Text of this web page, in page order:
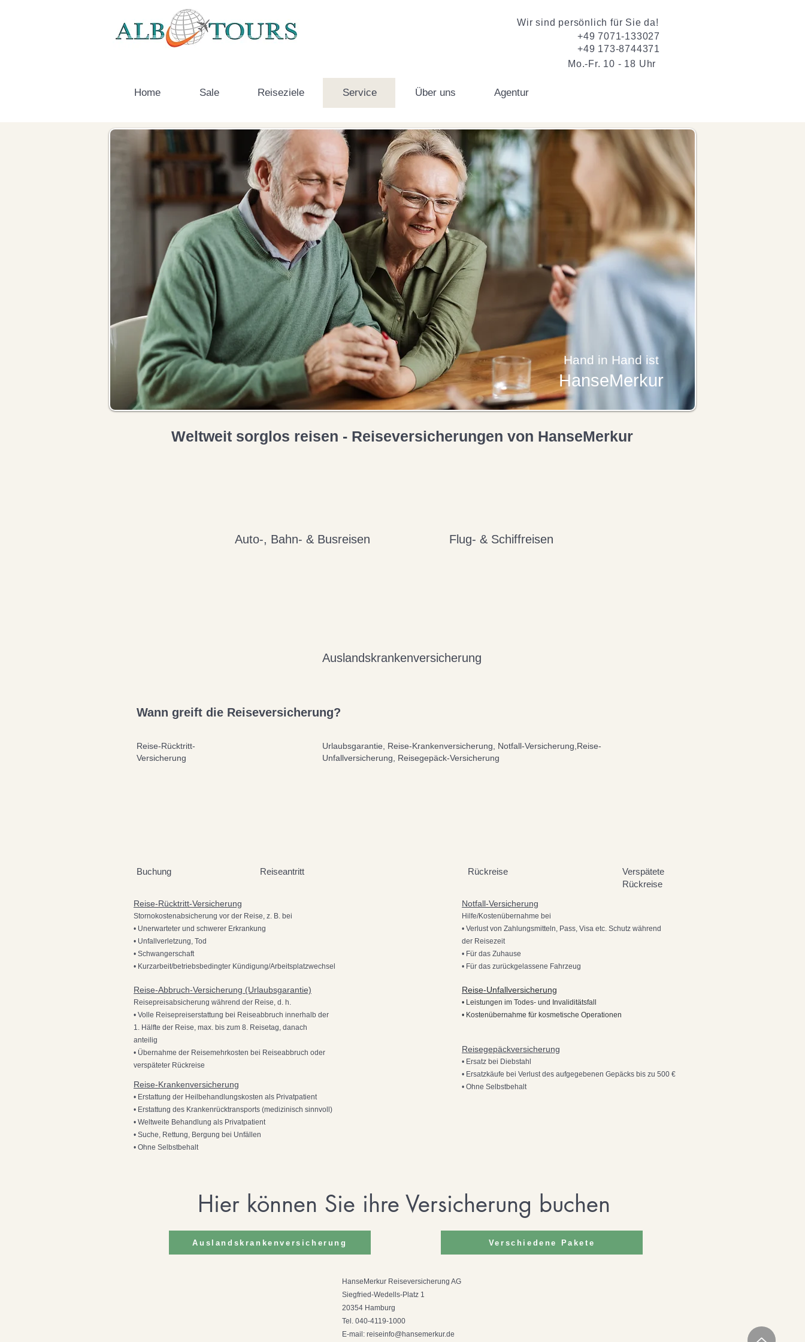
Wir sind persönlich für Sie da!
+49 7071-133027
+49 173-8744371
Mo.-Fr. 10 - 18 Uhr
Home Sale Reiseziele Service Über uns Agentur
Hand in Hand ist
HanseMerkur
Weltweit sorglos reisen - Reiseversicherungen von HanseMerkur
Auto-, Bahn- & Busreisen Flug- & Schiffreisen
Auslandskrankenversicherung
Wann greift die Reiseversicherung?
Reise-Rücktritt-
Versicherung
Urlaubsgarantie, Reise-Krankenversicherung, Notfall-Versicherung,Reise-
Unfallversicherung, Reisegepäck-Versicherung
Buchung Reiseantritt
Reise-Rücktritt-Versicherung
Stornokostenabsicherung vor der Reise, z. B. bei
• Unerwarteter und schwerer Erkrankung
• Unfallverletzung, Tod
• Schwangerschaft
• Kurzarbeit/betriebsbedingter Kündigung/Arbeitsplatzwechsel
Reise-Abbruch-Versicherung (Urlaubsgarantie)
Reisepreisabsicherung während der Reise, d. h.
• Volle Reisepreiserstattung bei Reiseabbruch innerhalb der
1. Hälfte der Reise, max. bis zum 8. Reisetag, danach
anteilig
• Übernahme der Reisemehrkosten bei Reiseabbruch oder
verspäteter Rückreise
Reise-Krankenversicherung
• Erstattung der Heilbehandlungskosten als Privatpatient
• Erstattung des Krankenrücktransports (medizinisch sinnvoll)
• Weltweite Behandlung als Privatpatient
• Suche, Rettung, Bergung bei Unfällen
• Ohne Selbstbehalt
Rückreise
Verspätete
Rückreise
Notfall-Versicherung
Hilfe/Kostenübernahme bei
• Verlust von Zahlungsmitteln, Pass, Visa etc. Schutz während
der Reisezeit
• Für das Zuhause
• Für das zurückgelassene Fahrzeug
Reise-Unfallversicherung
• Leistungen im Todes- und Invaliditätsfall
• Kostenübernahme für kosmetische Operationen
Reisegepäckversicherung
• Ersatz bei Diebstahl
• Ersatzkäufe bei Verlust des aufgegebenen Gepäcks bis zu 500 €
• Ohne Selbstbehalt
Hier können Sie ihre Versicherung buchen
Auslandskrankenversicherung Verschiedene Pakete
HanseMerkur Reiseversicherung AG
Siegfried-Wedells-Platz 1
20354 Hamburg
Tel. 040-4119-1000
E-mail: reiseinfo@hansemerkur.de